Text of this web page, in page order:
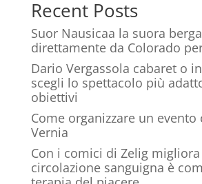
Recent Posts
Suor Nausicaa la suora
direttamente da Colorado
Dario Vergassola cabaret o
scegli lo spettacolo più
obiettivi
Come organizzare un evento
Vernia
Con i comici di Zelig
circolazione sanguigna è